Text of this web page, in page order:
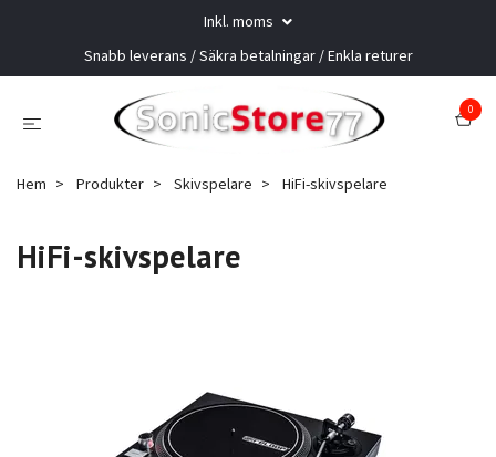
Inkl. moms
Snabb leverans / Säkra betalningar / Enkla returer
0
Hem Produkter Skivspelare HiFi-skivspelare
HiFi-skivspelare